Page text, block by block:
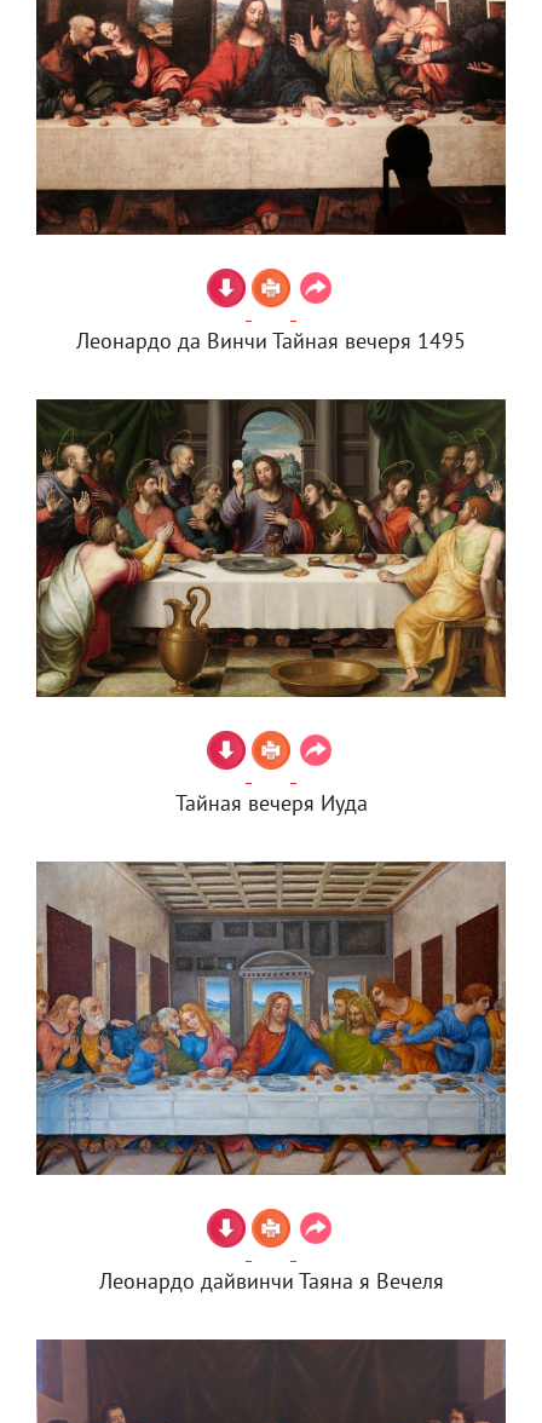
Леонардо да Винчи Тайная вечеря 1495
Тайная вечеря Иуда
Леонардо дайвинчи Таяна я Вечеля